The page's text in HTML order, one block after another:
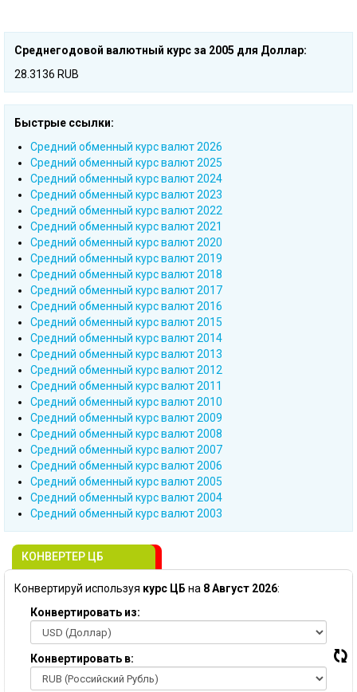
Среднегодовой валютный курс за 2005 для Доллар:
28.3136 RUB
Быстрые ссылки:
Cредний обменный курс валют 2026
Cредний обменный курс валют 2025
Cредний обменный курс валют 2024
Cредний обменный курс валют 2023
Cредний обменный курс валют 2022
Cредний обменный курс валют 2021
Cредний обменный курс валют 2020
Cредний обменный курс валют 2019
Cредний обменный курс валют 2018
Cредний обменный курс валют 2017
Cредний обменный курс валют 2016
Cредний обменный курс валют 2015
Cредний обменный курс валют 2014
Cредний обменный курс валют 2013
Cредний обменный курс валют 2012
Cредний обменный курс валют 2011
Cредний обменный курс валют 2010
Cредний обменный курс валют 2009
Cредний обменный курс валют 2008
Cредний обменный курс валют 2007
Cредний обменный курс валют 2006
Cредний обменный курс валют 2005
Cредний обменный курс валют 2004
Cредний обменный курс валют 2003
КОНВЕРТЕР ЦБ
Конвертируй используя курс ЦБ на 8 Август 2026:
Конвертировать из:
Конвертировать в: